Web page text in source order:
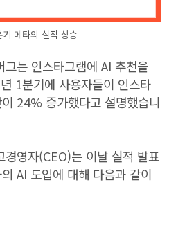
메타의 실적 상승
는 인스타그램에 AI 추천을
1분기에 사용자들이 인스타
24% 증가했다고 설명했습니
경영자(CEO)는 이날 실적 발표
AI 도입에 대해 다음과 같이